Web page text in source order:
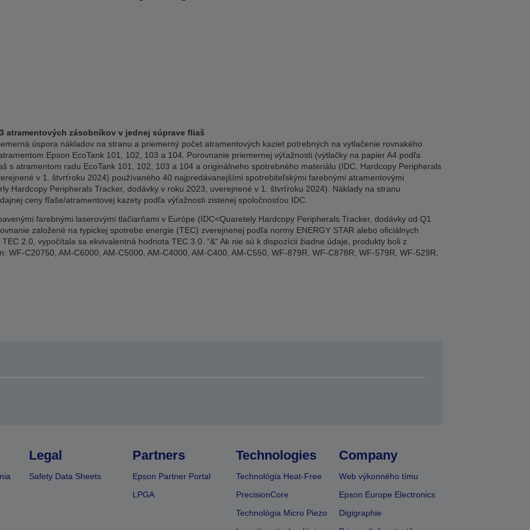
atramentových zásobníkov v jednej súprave fliaš
úspora nákladov na stranu a priemerný počet atramentových kaziet potrebných na vytlačenie rovnakého
Epson EcoTank 101, 102, 103 a 104. Porovnanie priemernej výťažnosti (výtlačky na papier A4 podľa
s atramentom radu EcoTank 101, 102, 103 a 104 a originálneho spotrebného materiálu (IDC, Hardcopy Peripherals
v 1. štvrťroku 2024) používaného 40 najpredávanejšími spotrebiteľskými farebnými atramentovými
Hardcopy Peripherals Tracker, dodávky v roku 2023, uverejnené v 1. štvrťroku 2024). Náklady na stranu
ceny fľaše/atramentovej kazety podľa výťažnosti zistenej spoločnosťou IDC.
farebnými laserovými tlačiarňami v Európe (IDC<Quaretely Hardcopy Peripherals Tracker, dodávky od Q1
založené na typickej spotrebe energie (TEC) zverejnenej podľa normy ENERGY STAR alebo oficiálnych
2.0, vypočítala sa ekvivalentná hodnota TEC 3.0. “&“ Ak nie sú k dispozícii žiadne údaje, produkty boli z
WF-C20750, AM-C6000, AM-C5000, AM-C4000, AM-C400, AM-C550, WF-879R, WF-C878R, WF-579R, WF-529R,
Legal
Safety Data Sheets
Partners
Epson Partner Portal
LPGA
Technologies
Technológia Heat-Free
PrecisionCore
Technológia Micro Piezo
Company
Web výkonného tímu
Epson Europe Electronics
Digigraphie